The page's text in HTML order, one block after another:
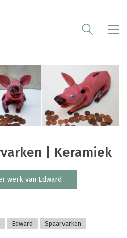
| Keramiek
werk van Edward
Edward
Spaarvarken